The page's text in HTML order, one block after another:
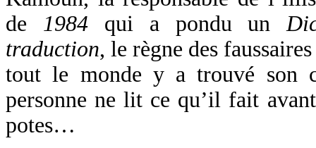
de
1984qui a pondu un
traduction, le règne des
tout le monde y a trouvé son
personne ne lit ce qu’il fait
potes…